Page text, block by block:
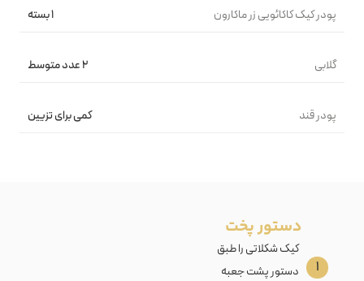
پودر کیک کاکائویی زر ماکارون ۱ بسته
گلابی ۲ عدد متوسط
پودر قند کمی برای تزیین
دستور پخت
۱
کیک شکلاتی را طبق
دستور پشت جعبه